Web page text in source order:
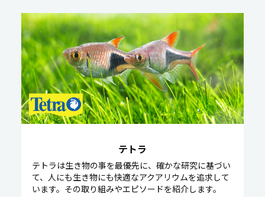
テトラ
テトラは生き物の事を最優先に、確かな研究に基づい
て、人にも生き物にも快適なアクアリウムを追求して
います。その取り組みやエピソードを紹介します。